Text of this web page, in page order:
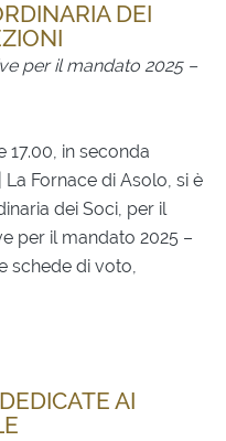
DEI
per il mandato 2025 –
17.00, in seconda
Fornace di Asolo, si è
dei Soci, per il
per il mandato 2025 –
schede di voto,
AI